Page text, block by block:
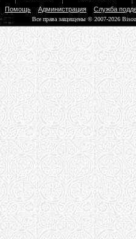
Помощь Администрация Служба
Все права защищены © 2007-2026